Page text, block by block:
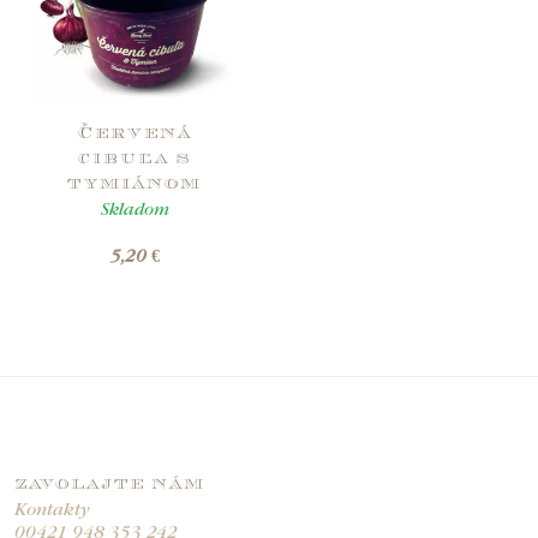
Červená
cibuľa s
tymiánom
Skladom
5,20 €
ZAVOLAJTE NÁM
Kontakty
00421 948 353 242